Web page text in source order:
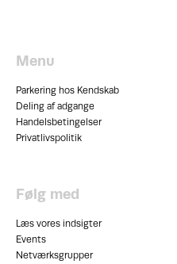
Menu
Parkering hos Kendskab
Deling af adgange
Handelsbetingelser
Privatlivspolitik
Følg med
Læs vores indsigter
Events
Netværksgrupper